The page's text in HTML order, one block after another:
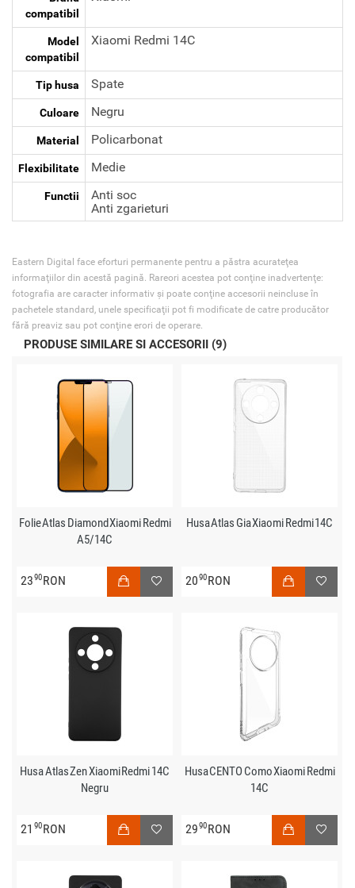
compatibil
Model
compatibil
Xiaomi Redmi 14C
Tip husa Spate
Culoare Negru
Material Policarbonat
Flexibilitate Medie
Functii
Anti soc
Anti zgarieturi
Eastern Digital face eforturi permanente pentru a păstra acurateţea
informaţiilor din acestă pagină. Rareori acestea pot conţine inadvertenţe:
fotografia are caracter informativ şi poate conţine accesorii neincluse în
pachetele standard, unele specificaţii pot fi modificate de catre producător
fără preaviz sau pot conţine erori de operare.
PRODUSE SIMILARE SI ACCESORII (9)
Folie Atlas Diamond Xiaomi Redmi
A5/14C
2390RON
Husa Atlas Gia Xiaomi Redmi 14C
2090RON
Husa Atlas Zen Xiaomi Redmi 14C
Negru
21 90RON
Husa CENTO Como Xiaomi Redmi
14C
2990RON